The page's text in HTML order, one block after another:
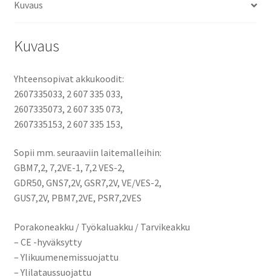
7,2V
GSR
7,2V
GUS
7,2V
/
7,2
2
määrä
Kuvaus
Kuvaus
Yhteensopivat akkukoodit:
2607335033, 2 607 335 033,
2607335073, 2 607 335 073,
2607335153, 2 607 335 153,
Sopii mm. seuraaviin laitemalleihin:
GBM7,2, 7,2VE-1, 7,2 VES-2,
GDR50, GNS7,2V, GSR7,2V, VE/VES-2,
GUS7,2V, PBM7,2VE, PSR7,2VES
Porakoneakku / Työkaluakku / Tarvikeakku
– CE -hyväksytty
– Ylikuumenemissuojattu
– Ylilataussuojattu